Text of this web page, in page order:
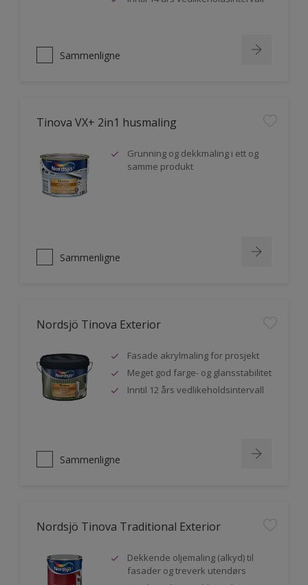
Sammenligne
Tinova VX+ 2in1 husmaling
Grunning og dekkmaling i ett og
samme produkt
Sammenligne
Nordsjö Tinova Exterior
Fasade akrylmaling for prosjekt
Meget god farge- og glansstabilitet
Inntil 12 års vedlikeholdsintervall
Sammenligne
Nordsjö Tinova Traditional Exterior
Dekkende oljemaling (alkyd) til
fasader og treverk utendørs